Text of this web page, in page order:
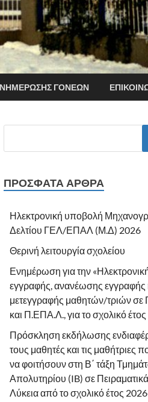
ΓΟΝΈΩΝ
ΠΡΌΣΦΑΤΑ ΆΡΘΡΑ
Ηλεκτρονική υποβολή
Δελτίου ΓΕΛ/ΕΠΑΛ (Μ.Δ) 2026
Θερινή λειτουργία σχολείου
Ενημέρωση για την
εγγραφής, ανανέωσης εγγραφής
μετεγγραφής μαθητών/τριών
και Π.ΕΠΑ.Λ., για το σχολικό
Πρόσκληση εκδήλωσης
τους μαθητές και τις μαθήτριες
να φοιτήσουν στη Β΄ τάξη
Απολυτηρίου (IB) σε
Λύκεια από το σχολικό έτος